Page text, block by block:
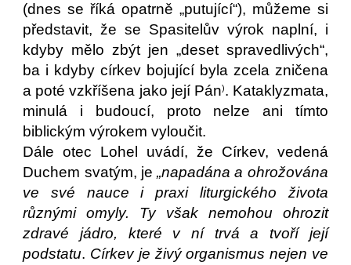
(dnes se říká opatrně „putující“), můžeme si
představit, že se Spasitelův výrok naplní, i
kdyby mělo zbýt jen „deset spravedlivých“,
ba i kdyby církev bojující byla zcela zničena
a poté vzkříšena jako její Pán). Kataklyzmata,
minulá i budoucí, proto nelze ani tímto
biblickým výrokem vyloučit.
Dále otec Lohel uvádí, že Církev, vedená
Duchem svatým, je„napadána a ohrožována
ve své nauce i praxi liturgického života
různými omyly. Ty však nemohou ohrozit
zdravé jádro, které v ní trvá a tvoří její
podstatu. Církev je živý organismus nejen ve